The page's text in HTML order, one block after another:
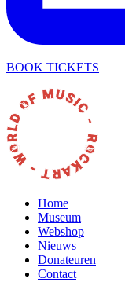
BOOK TICKETS
Home
Museum
Webshop
Nieuws
Donateuren
Contact